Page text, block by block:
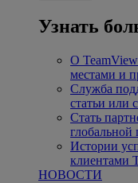
Узнать
О
местами и
Служба
статьи или
Стать
глобальной
Истории
клиентами
НОВОСТИ